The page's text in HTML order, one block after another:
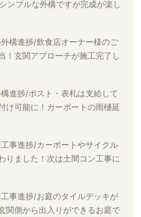
シンプルな外構ですが完成が楽し
構進捗/飲食店オーナー様のご
！玄関アプローチが施工完了し
進捗/ポスト・表札は支給して
け可能に！カーポートの雨樋延
事進捗/カーポートやサイクル
りました！次は土間コン工事に
事進捗/お庭のタイルデッキが
関側から出入りができるお庭で